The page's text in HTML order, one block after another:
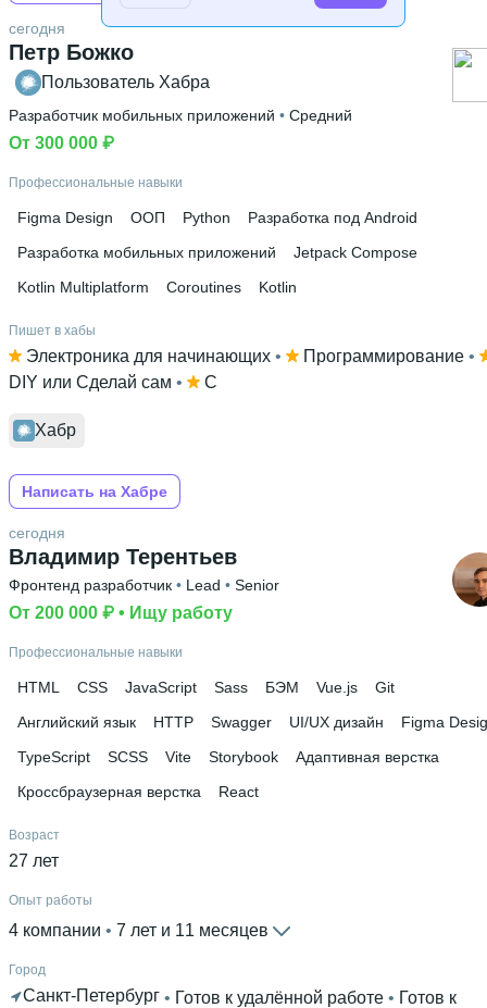
Петр Божко
сегодня
Пользователь Хабра
Разработчик мобильных приложений • Средний
От 300 000 ₽
Профессиональные навыки
Figma Design ООП Python
Разработка под Android
Разработка мобильных приложений
Jetpack Compose
Kotlin Multiplatform
Coroutines Kotlin
Пишет в хабы
Электроника для начинающих • Программирование •
DIY или Сделай сам • C
Хабр
Написать на Хабре
Владимир Терентьев
сегодня
Фронтенд разработчик • Lead • Senior
От 200 000 ₽ • Ищу работу
Профессиональные навыки
HTML CSS JavaScript Sass БЭМ Vue.js
Git
Английский язык
HTTP Swagger UI/UX дизайн
Figma
TypeScript
SCSS Vite Storybook
Адаптивная верстка
Кроссбраузерная верстка
React
Возраст
27 лет
Опыт работы
4 компании 7 лет и 11 месяцев
Город
Санкт-Петербург • Готов к удалённой работе • Готов к